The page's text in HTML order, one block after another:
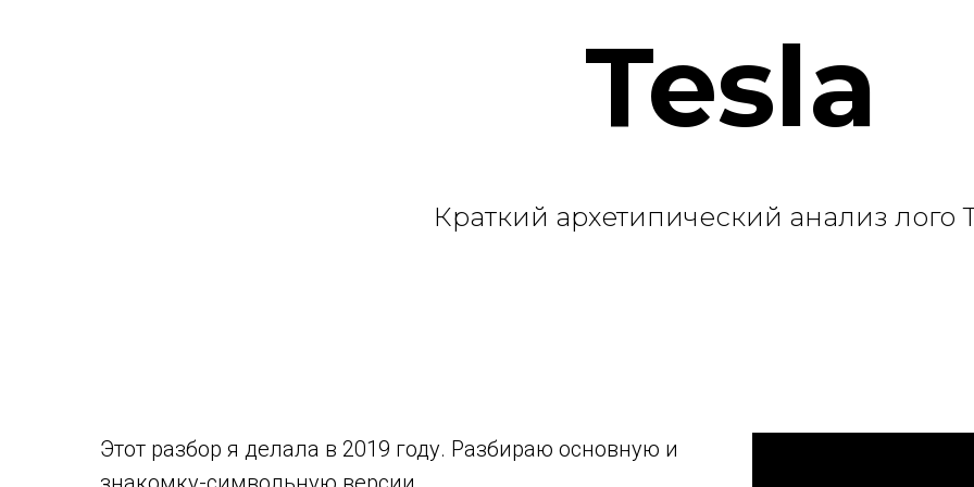
Tesla
Краткий архетипический анализ лого
Этот разбор я делала в 2019 году. Разбираю оcновную и